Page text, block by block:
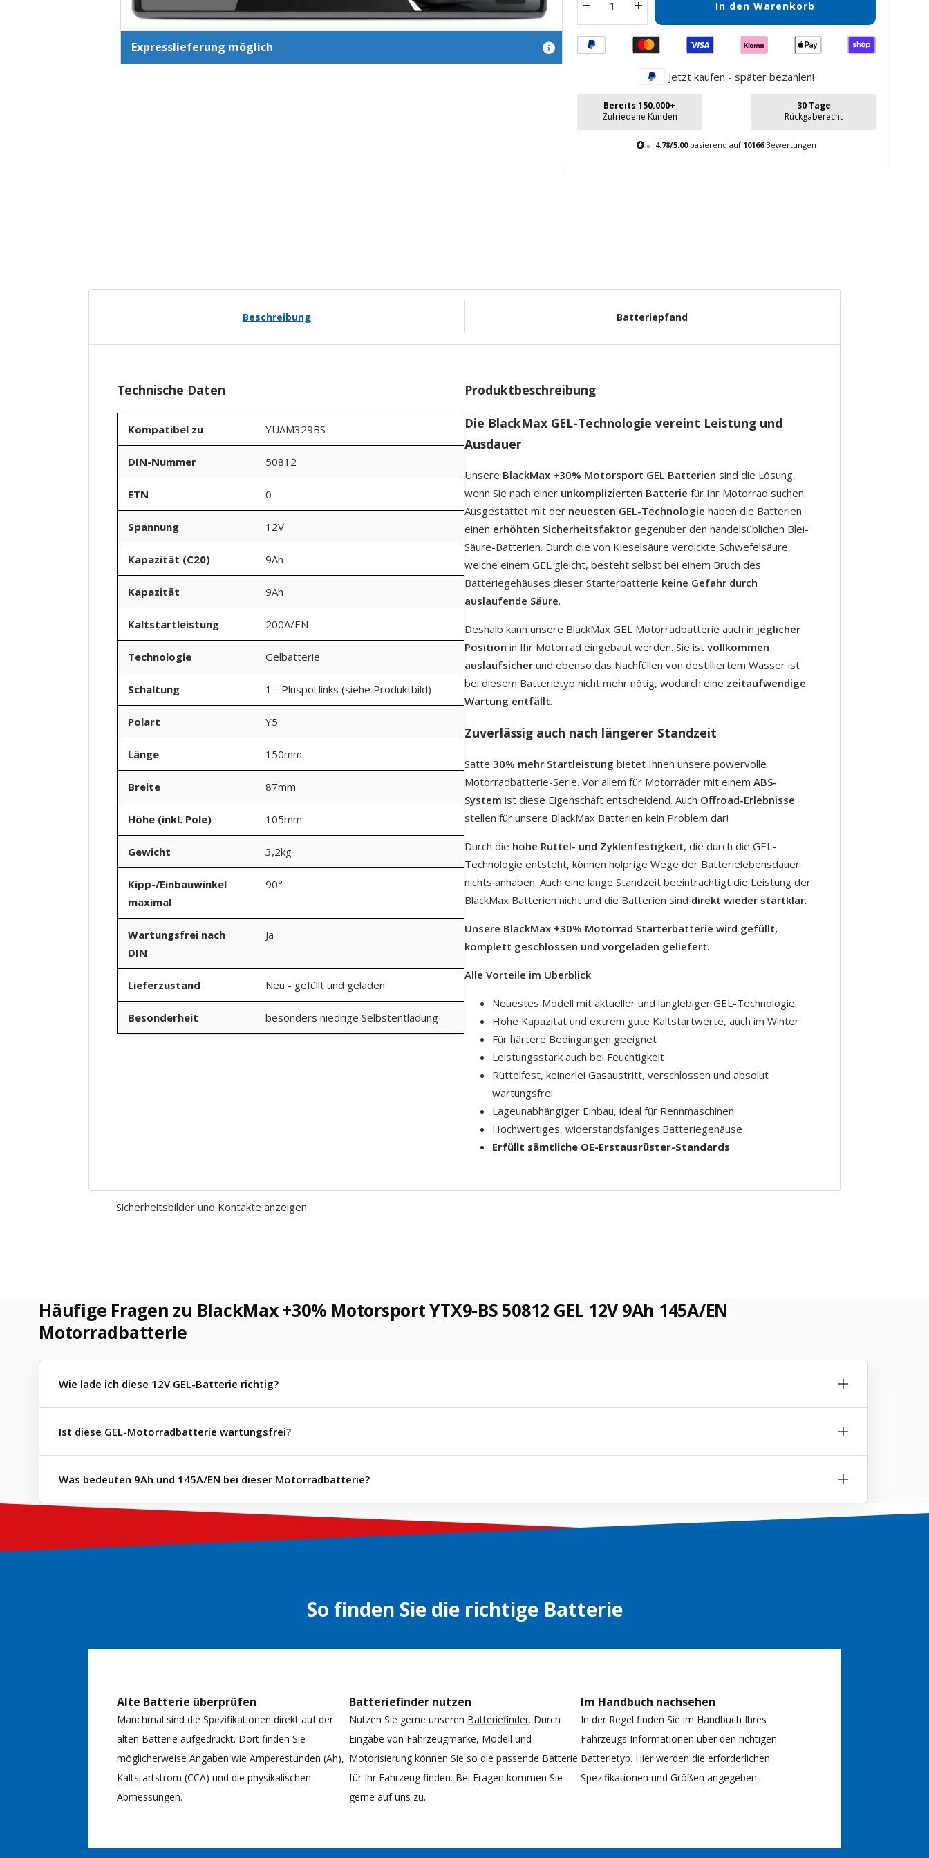
Expresslieferung möglich
Menge
Menge
In den Warenkorb
Jetzt kaufen - später bezahlen!
Bereits 150.000+
Zufriedene Kunden
30 Tage
Rückgaberecht
4.78/5.00basierend auf 10166Bewertungen
Beschreibung Batteriepfand
Technische Daten
Kompatibel zu YUAM329BS
DIN-Nummer 50812
ETN 0
Spannung 12V
Kapazität (C20) 9Ah
Kapazität 9Ah
Kaltstartleistung 200A/EN
Technologie Gelbatterie
Schaltung 1 - Pluspol links (siehe Produktbild)
Polart Y5
Länge 150mm
Breite 87mm
Höhe (inkl. Pole) 105mm
Gewicht 3,2kg
Kipp-/Einbauwinkel
maximal
90°
Wartungsfrei nach
DIN
Ja
Lieferzustand Neu - gefüllt und geladen
Besonderheit besonders niedrige Selbstentladung
Produktbeschreibung
Die BlackMax GEL-Technologie vereint Leistung und
Ausdauer
Unsere BlackMax +30% Motorsport GEL Batterien sind die Lösung,
wenn Sie nach einer unkomplizierten Batterie für Ihr Motorrad suchen.
Ausgestattet mit der neuesten GEL-Technologie haben die Batterien
einen erhöhten Sicherheitsfaktor gegenüber den handelsüblichen Blei-
Säure-Batterien. Durch die von Kieselsäure verdickte Schwefelsäure,
welche einem GEL gleicht, besteht selbst bei einem Bruch des
Batteriegehäuses dieser Starterbatterie keine Gefahr durch
auslaufende Säure.
Deshalb kann unsere BlackMax GEL Motorradbatterie auch in jeglicher
Position in Ihr Motorrad eingebaut werden. Sie ist vollkommen
auslaufsicher und ebenso das Nachfüllen von destilliertem Wasser ist
bei diesem Batterietyp nicht mehr nötig, wodurch eine zeitaufwendige
Wartung entfällt.
Zuverlässig auch nach längerer Standzeit
Satte 30% mehr Startleistung bietet Ihnen unsere powervolle
Motorradbatterie-Serie. Vor allem für Motorräder mit einem ABS-
System ist diese Eigenschaft entscheidend. Auch Offroad-Erlebnisse
stellen für unsere BlackMax Batterien kein Problem dar!
Durch die hohe Rüttel- und Zyklenfestigkeit, die durch die GEL-
Technologie entsteht, können holprige Wege der Batterielebensdauer
nichts anhaben. Auch eine lange Standzeit beeinträchtigt die Leistung der
BlackMax Batterien nicht und die Batterien sind direkt wieder startklar.
Unsere BlackMax +30% Motorrad Starterbatterie wird gefüllt,
komplett geschlossen und vorgeladen geliefert.
Alle Vorteile im Überblick
Neuestes Modell mit aktueller und langlebiger GEL-Technologie
Hohe Kapazität und extrem gute Kaltstartwerte, auch im Winter
Für härtere Bedingungen geeignet
Leistungsstark auch bei Feuchtigkeit
Rüttelfest, keinerlei Gasaustritt, verschlossen und absolut
wartungsfrei
Lageunabhängiger Einbau, ideal für Rennmaschinen
Hochwertiges, widerstandsfähiges Batteriegehäuse
Erfüllt sämtliche OE-Erstausrüster-Standards
Sicherheitsbilder und Kontakte anzeigen
Häufige Fragen zu BlackMax +30% Motorsport YTX9-BS 50812 GEL 12V 9Ah 145A/EN
Motorradbatterie
Wie lade ich diese 12V GEL-Batterie richtig?
Ist diese GEL-Motorradbatterie wartungsfrei?
Was bedeuten 9Ah und 145A/EN bei dieser Motorradbatterie?
So finden Sie die richtige Batterie
Alte Batterie überprüfen
Manchmal sind die Spezifikationen direkt auf der
alten Batterie aufgedruckt. Dort finden Sie
möglicherweise Angaben wie Amperestunden (Ah),
Kaltstartstrom (CCA) und die physikalischen
Abmessungen.
Batteriefinder nutzen
Nutzen Sie gerne unseren Batteriefinder. Durch
Eingabe von Fahrzeugmarke, Modell und
Motorisierung können Sie so die passende Batterie
für Ihr Fahrzeug finden. Bei Fragen kommen Sie
gerne auf uns zu.
Im Handbuch nachsehen
In der Regel finden Sie im Handbuch Ihres
Fahrzeugs Informationen über den richtigen
Batterietyp. Hier werden die erforderlichen
Spezifikationen und Größen angegeben.